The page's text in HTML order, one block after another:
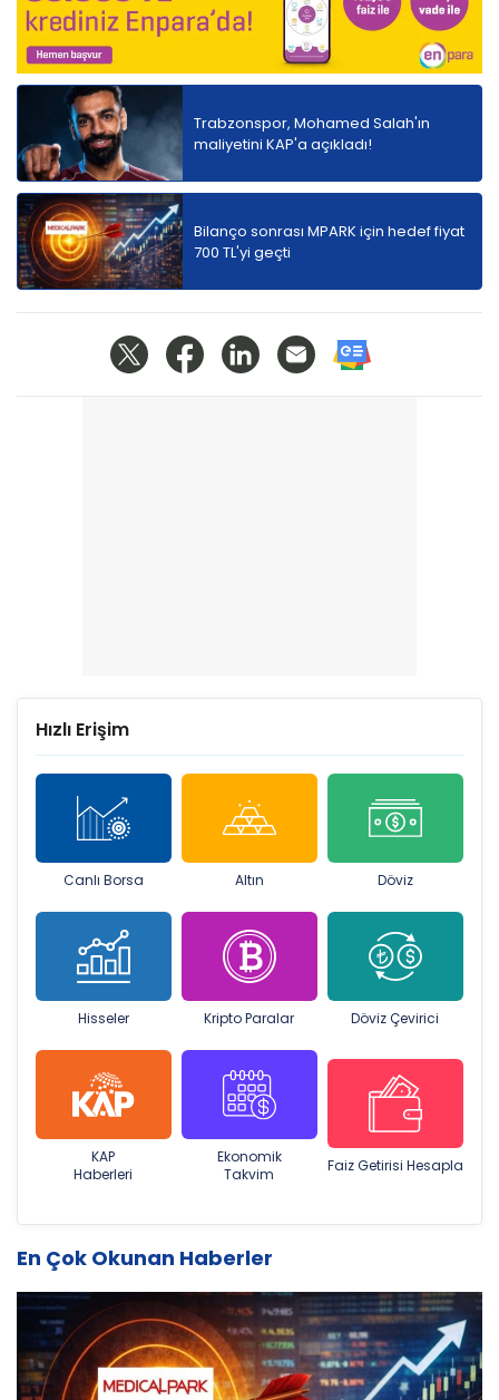
Trabzonspor, Mohamed Salah'ın
maliyetini KAP'a açıkladı!
Bilanço sonrası MPARK için hedef fiyat
700 TL'yi geçti
Hızlı Erişim
Canlı Borsa Altın Döviz
Hisseler Kripto Paralar Döviz Çevirici
KAP
Haberleri
Ekonomik
Takvim
Faiz Getirisi Hesapla
En Çok Okunan Haberler